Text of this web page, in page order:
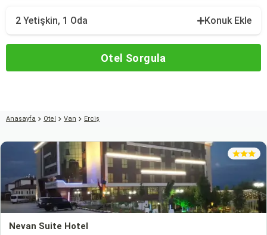
2 Yetişkin, 1 Oda Konuk Ekle
Otel Sorgula
Anasayfa Otel Van Erciş
Nevan Suite Hotel